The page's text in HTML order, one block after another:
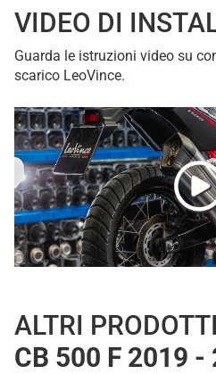
VIDEO DI
Guarda le istruzioni video su
scarico LeoVince.
ALTRI
CB 500 F 2019 -